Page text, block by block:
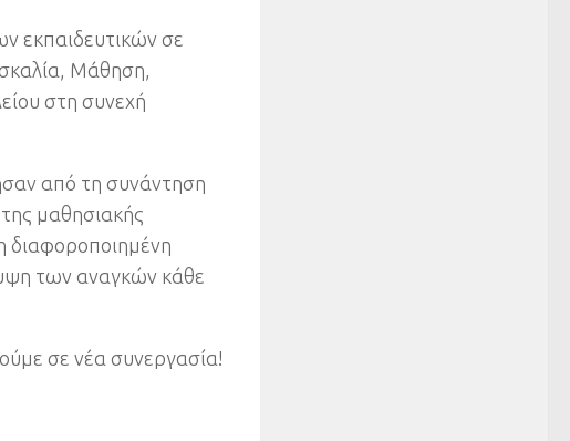
εκπαιδευτικών σε
Μάθηση,
στη συνεχή
από τη συνάντηση
μαθησιακής
διαφοροποιημένη
των αναγκών κάθε
σε νέα συνεργασία!